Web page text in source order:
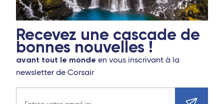
Recevez une cascade de
bonnes nouvelles !
avant tout le monde en vous inscrivant à la
newsletter de Corsair